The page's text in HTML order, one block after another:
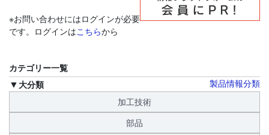
※お問い合わせにはログインが必要
です。ログインはこちらから
カテゴリー一覧
製品情報分類
大分類
加工技術
部品